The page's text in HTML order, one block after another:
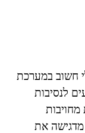
כלי חשוב במערכת
לנסיבות
מדגישה את